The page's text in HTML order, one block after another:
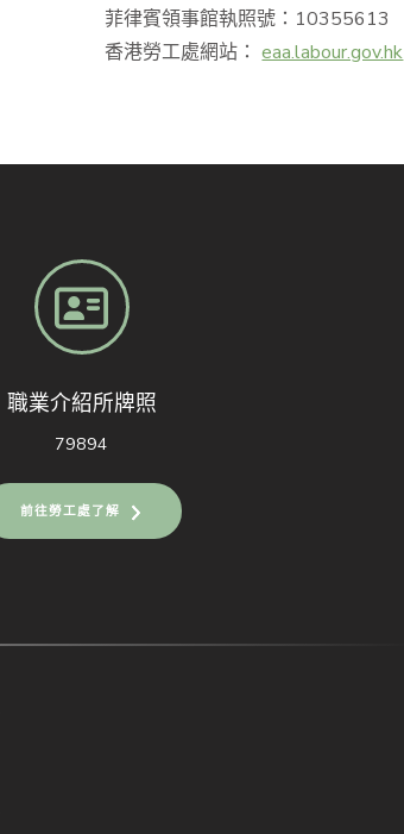
菲律賓領事館執照號：10355613
香港勞工處網站：eaa.labour.gov.hk
職業介紹所牌照
79894
前往勞工處了解